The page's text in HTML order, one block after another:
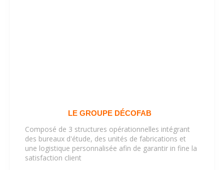
LE GROUPE DÉCOFAB
Composé de 3 structures opérationnelles intégrant
des bureaux d'étude, des unités de fabrications et
une logistique personnalisée afin de garantir in fine la
satisfaction client